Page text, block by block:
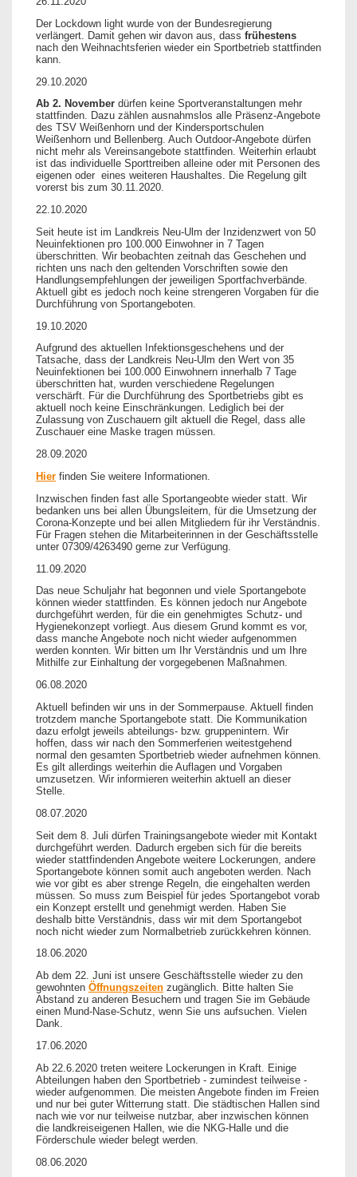
Der Lockdown light wurde von der Bundesregierung
verlängert. Damit gehen wir davon aus, dass frühestens
nach den Weihnachtsferien wieder ein Sportbetrieb stattfinden
kann.
29.10.2020
Ab 2. November dürfen keine Sportveranstaltungen mehr
stattfinden. Dazu zählen ausnahmslos alle Präsenz-Angebote
des TSV Weißenhorn und der Kindersportschulen
Weißenhorn und Bellenberg. Auch Outdoor-Angebote dürfen
nicht mehr als Vereinsangebote stattfinden. Weiterhin erlaubt
ist das individuelle Sporttreiben alleine oder mit Personen des
eigenen oder eines weiteren Haushaltes. Die Regelung gilt
vorerst bis zum 30.11.2020.
22.10.2020
Seit heute ist im Landkreis Neu-Ulm der Inzidenzwert von 50
Neuinfektionen pro 100.000 Einwohner in 7 Tagen
überschritten. Wir beobachten zeitnah das Geschehen und
richten uns nach den geltenden Vorschriften sowie den
Handlungsempfehlungen der jeweiligen Sportfachverbände.
Aktuell gibt es jedoch noch keine strengeren Vorgaben für die
Durchführung von Sportangeboten.
19.10.2020
Aufgrund des aktuellen Infektionsgeschehens und der
Tatsache, dass der Landkreis Neu-Ulm den Wert von 35
Neuinfektionen bei 100.000 Einwohnern innerhalb 7 Tage
überschritten hat, wurden verschiedene Regelungen
verschärft. Für die Durchführung des Sportbetriebs gibt es
aktuell noch keine Einschränkungen. Lediglich bei der
Zulassung von Zuschauern gilt aktuell die Regel, dass alle
Zuschauer eine Maske tragen müssen.
28.09.2020
Hier finden Sie weitere Informationen.
Inzwischen finden fast alle Sportangeobte wieder statt. Wir
bedanken uns bei allen Übungsleitern, für die Umsetzung der
Corona-Konzepte und bei allen Mitgliedern für ihr Verständnis.
Für Fragen stehen die Mitarbeiterinnen in der Geschäftsstelle
unter 07309/4263490 gerne zur Verfügung.
11.09.2020
Das neue Schuljahr hat begonnen und viele Sportangebote
können wieder stattfinden. Es können jedoch nur Angebote
durchgeführt werden, für die ein genehmigtes Schutz- und
Hygienekonzept vorliegt. Aus diesem Grund kommt es vor,
dass manche Angebote noch nicht wieder aufgenommen
werden konnten. Wir bitten um Ihr Verständnis und um Ihre
Mithilfe zur Einhaltung der vorgegebenen Maßnahmen.
06.08.2020
Aktuell befinden wir uns in der Sommerpause. Aktuell finden
trotzdem manche Sportangebote statt. Die Kommunikation
dazu erfolgt jeweils abteilungs- bzw. gruppenintern. Wir
hoffen, dass wir nach den Sommerferien weitestgehend
normal den gesamten Sportbetrieb wieder aufnehmen können.
Es gilt allerdings weiterhin die Auflagen und Vorgaben
umzusetzen. Wir informieren weiterhin aktuell an dieser
Stelle.
08.07.2020
Seit dem 8. Juli dürfen Trainingsangebote wieder mit Kontakt
durchgeführt werden. Dadurch ergeben sich für die bereits
wieder stattfindenden Angebote weitere Lockerungen, andere
Sportangebote können somit auch angeboten werden. Nach
wie vor gibt es aber strenge Regeln, die eingehalten werden
müssen. So muss zum Beispiel für jedes Sportangebot vorab
ein Konzept erstellt und genehmigt werden. Haben Sie
deshalb bitte Verständnis, dass wir mit dem Sportangebot
noch nicht wieder zum Normalbetrieb zurückkehren können.
18.06.2020
Ab dem 22. Juni ist unsere Geschäftsstelle wieder zu den
gewohnten Öffnungszeiten zugänglich. Bitte halten Sie
Abstand zu anderen Besuchern und tragen Sie im Gebäude
einen Mund-Nase-Schutz, wenn Sie uns aufsuchen. Vielen
Dank.
17.06.2020
Ab 22.6.2020 treten weitere Lockerungen in Kraft. Einige
Abteilungen haben den Sportbetrieb - zumindest teilweise -
wieder aufgenommen. Die meisten Angebote finden im Freien
und nur bei guter Witterrung statt. Die städtischen Hallen sind
nach wie vor nur teilweise nutzbar, aber inzwischen können
die landkreiseigenen Hallen, wie die NKG-Halle und die
Förderschule wieder belegt werden.
08.06.2020